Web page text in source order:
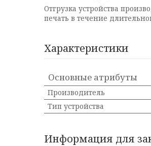
Отгрузка устройства
печать в течение
Характеристики
Основные атрибуты
Производитель
Тип устройства
Информация для